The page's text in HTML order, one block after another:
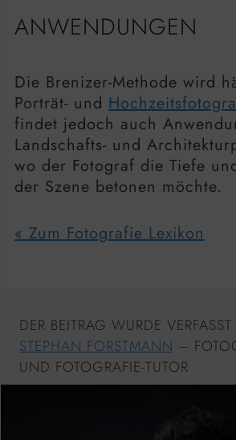
ANWENDUNGEN
Die Brenizer-Methode wird
Porträt- und
findet jedoch auch
Landschafts- und
wo der Fotograf die Tiefe
der Szene betonen möchte.
« Zum Fotografie Lexikon
DER BEITRAG WURDE
STEPHAN FORSTMANN –
UND FOTOGRAFIE-TUTOR